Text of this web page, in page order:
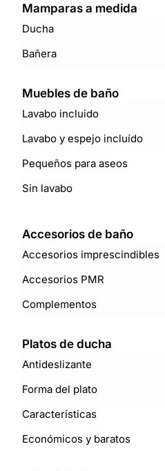
Mamparas a medida
Ducha
Bañera
Muebles de baño
Lavabo incluido
Lavabo y espejo incluído
Pequeños para aseos
Sin lavabo
Accesorios de baño
Accesorios imprescindibles
Accesorios PMR
Complementos
Platos de ducha
Antideslizante
Forma del plato
Características
Económicos y baratos